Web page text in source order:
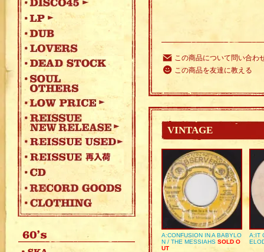
この商品について問い合わ
この商品を友達に教える
VINTAGE
A:CONFUSION IN A BABYLO
N / THE MESSIAHS SOLD O
UT
A:IT